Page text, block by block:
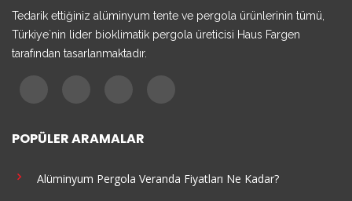
Tedarik ettiğiniz alüminyum tente ve pergola ürünlerinin tümü,
Türkiye`nin lider bioklimatik pergola üreticisi Haus Fargen
tarafından tasarlanmaktadır.
POPÜLER ARAMALAR
Alüminyum Pergola Veranda Fiyatları Ne Kadar?